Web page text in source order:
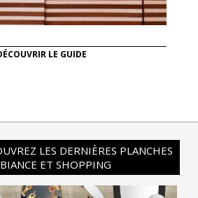
LE GUIDE
LES DERNIÈRES PLANCHES
ET SHOPPING